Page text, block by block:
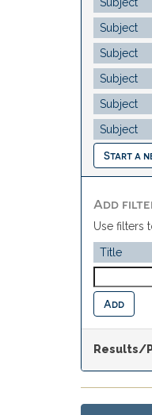
Start a
Add
Use filters
Results/